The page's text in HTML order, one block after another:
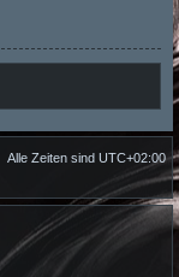
Alle Zeiten sind UTC+02:00